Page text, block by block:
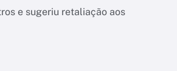
e sugeriu retaliação aos